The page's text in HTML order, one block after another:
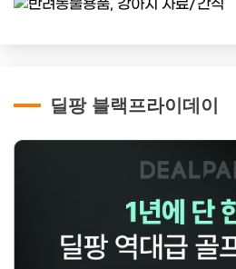
딜팡 블랙프라이데이